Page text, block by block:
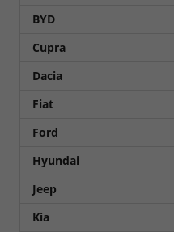
BYD
Cupra
Dacia
Fiat
Ford
Hyundai
Jeep
Kia